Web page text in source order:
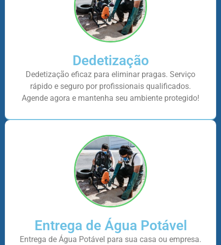
Dedetização
Dedetização eficaz para eliminar pragas. Serviço
rápido e seguro por profissionais qualificados.
Agende agora e mantenha seu ambiente protegido!
Entrega de Água Potável
Entrega de Água Potável para sua casa ou empresa.